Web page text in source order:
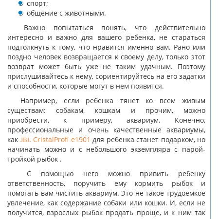
спорт;
общение с животными.
Важно попытаться понять, что действительно
интересно и важно для вашего ребенка, не стараться
подтолкнуть к тому, что нравится именно вам. Рано или
поздно человек возвращается к своему делу, только этот
возврат может быть уже не таким удачным. Поэтому
прислушивайтесь к нему, сориентируйтесь на его задатки
и способности, которые могут в нем появится.
Например, если ребенка тянет ко всем живым
существам: собакам, кошкам и прочим, можно
приобрести, к примеру, аквариум. Конечно,
профессиональные и очень качественные аквариумы,
как JBLCristalProfi e1901 для ребенка станет подарком, но
начинать можно и с небольшого экземпляра с парой-
тройкой рыбок .
С помощью него можно привить ребенку
ответственность, поручить ему кормить рыбок и
помогать вам чистить аквариум. Это не такое трудоемкое
увлечение, как содержание собаки или кошки. И, если не
получится, взрослых рыбок продать проще, и к ним так